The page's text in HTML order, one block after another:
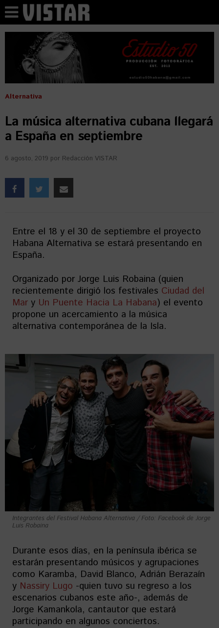
Alternativa
La música alternativa cubana llegará
a España en septiembre
6 agosto, 2019 por Redacción VISTAR
Entre el 18 y el 30 de septiembre el proyecto
Habana Alternativa se estará presentando en
España.
Organizado por Jorge Luis Robaina (quien
recientemente dirigió los festivales Ciudad del
Mar y Un Puente Hacia La Habana) el evento
propone un acercamiento a la música
alternativa contemporánea de la Isla.
Integrantes del Festival Habana Alternativa / Foto: Facebook de Jorge
Luis Robaina
Durante esos días, en la península ibérica se
estarán presentando músicos y agrupaciones
como Karamba, David Blanco, Adrián Berazaín
y Nassiry Lugo -quien tuvo su regreso a los
escenarios cubanos este año-, además de
Jorge Kamankola, cantautor que estará
participando en algunos conciertos.